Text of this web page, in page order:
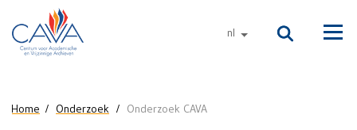
Naar de inhoud
nl andere talen
U bent hier
Home Onderzoek Onderzoek CAVA